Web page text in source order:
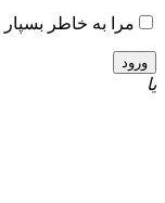
مرا به خاطر بسپار
یا